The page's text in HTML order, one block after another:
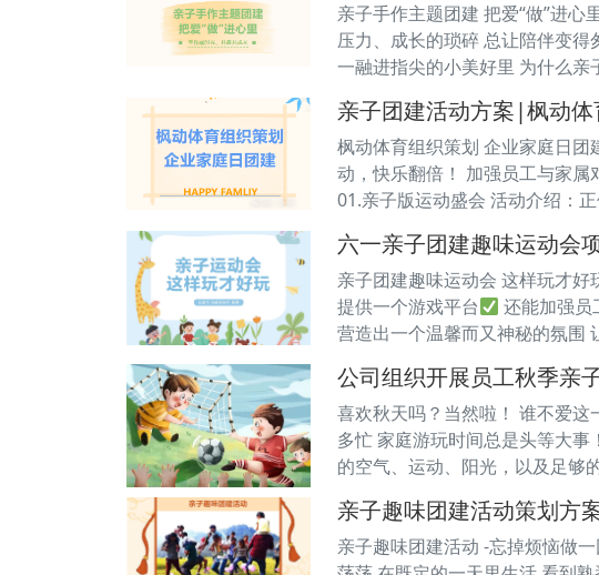
亲子手作主题团建 把爱“做”进
压力、成长的琐碎 总让陪伴变
一融进指尖的小美好里 为什么
亲子团建活动方案|枫动
枫动体育组织策划 企业家庭日团
动，快乐翻倍！ 加强员工与家属
01.亲子版运动盛会 活动介绍：
六一亲子团建趣味运动会
亲子团建趣味运动会 这样玩才
提供一个游戏平台
还能加强员
营造出一个温馨而又神秘的氛围
公司组织开展员工秋季亲
喜欢秋天吗？当然啦！ 谁不爱
多忙 家庭游玩时间总是头等大
的空气、运动、阳光，以及足够
亲子趣味团建活动策划方
亲子趣味团建活动 -忘掉烦恼做